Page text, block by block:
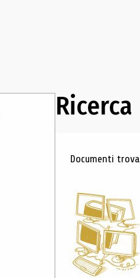
Ricerca
Documenti